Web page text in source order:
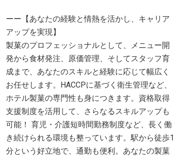
ーー【あなたの経験と情熱を活かし、キャリア
アップを実現】
製菓のプロフェッショナルとして、メニュー開
発から食材発注、原価管理、そしてスタッフ育
成まで、あなたのスキルと経験に応じて幅広く
お任せします。HACCPに基づく衛生管理など、
ホテル製菓の専門性も身につきます。資格取得
支援制度を活用して、さらなるスキルアップも
可能！ 育児・介護短時間勤務制度など、長く働
き続けられる環境も整っています。駅から徒歩1
分という好立地で、通勤も便利。あなたの製菓